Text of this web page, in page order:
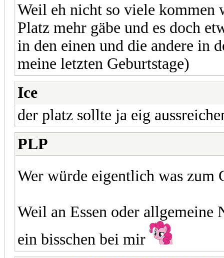
Weil eh nicht so viele kommen
Platz mehr gäbe und es doch
in den einen und die andere in
meine letzten Geburtstage)
Ice
der platz sollte ja eig
PLP
Wer würde eigentlich was
Weil an Essen oder allgemeine
ein bisschen bei mir